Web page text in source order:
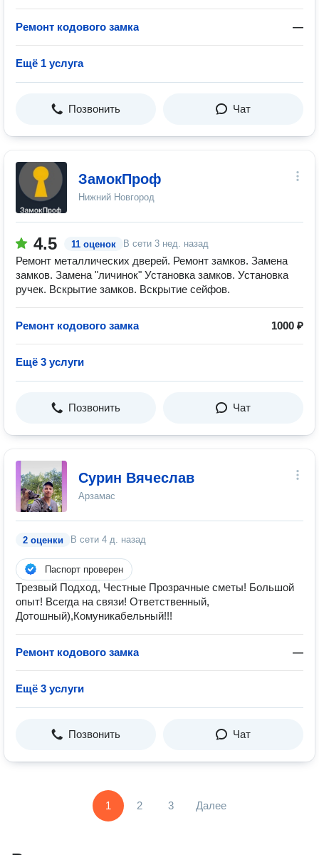
Ремонт кодового замка —
Ещё 1 услуга
Позвонить Чат
ЗамокПроф
Нижний Новгород
4.5 11 оценок В сети 3 нед. назад
Ремонт металлических дверей. Ремонт замков. Замена
замков. Замена "личинок" Установка замков. Установка
ручек. Вскрытие замков. Вскрытие сейфов.
Ремонт кодового замка 1000 ₽
Ещё 3 услуги
Позвонить Чат
Сурин Вячеслав
Арзамас
2 оценки В сети 4 д. назад
Паспорт проверен
Трезвый Подход, Честные Прозрачные сметы! Большой
опыт! Всегда на связи! Ответственный,
Дотошный),Комуникабельный!!!
Ремонт кодового замка —
Ещё 3 услуги
Позвонить Чат
1 2 3 Далее